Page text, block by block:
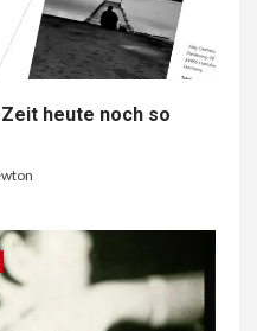
heute noch so